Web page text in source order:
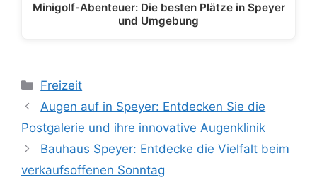
Minigolf-Abenteuer: Die besten Plätze in Speyer
und Umgebung
Kategorien
Freizeit
Augen auf in Speyer: Entdecken Sie die
Postgalerie und ihre innovative Augenklinik
Bauhaus Speyer: Entdecke die Vielfalt beim
verkaufsoffenen Sonntag